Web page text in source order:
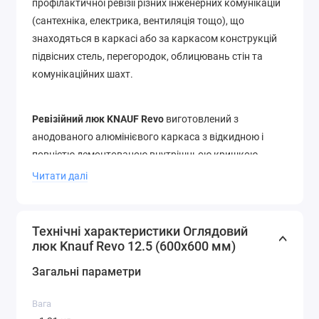
профілактичної ревізії різних інженерних комунікацій
(сантехніка, електрика, вентиляція тощо), що
знаходяться в каркасі або за каркасом конструкцій
підвісних стель, перегородок, облицювань стін та
комунікаційних шахт.
Ревізійний люк KNAUF Revo виготовлений з
анодованого алюмінієвого каркаса з відкидною і
повністю демонтованою внутрішньою кришкою,
алмазною пластиною і запобіжною клямкою, що
утримує спеціальним замком з нержавіючої сталі та
двома сталевими шарнірами.
Спроектовано для всіх поширених стельових систем з
елементів або секцій стін, ревізійний люк Кнауф може
Читати далі
Технічні характеристики Оглядовий
люк Knauf Revo 12.5 (600x600 мм)
Загальні параметри
Вага